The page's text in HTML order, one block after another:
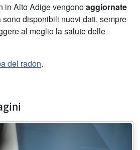
in Alto Adige vengonoaggiornate
sono disponibili nuovi dati, sempre
al meglio la salute delle
del radon.